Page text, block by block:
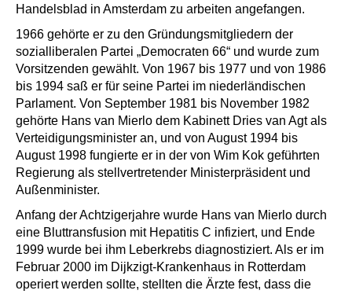
Handelsblad in Amsterdam zu arbeiten angefangen.
1966 gehörte er zu den Gründungsmitgliedern der
sozialliberalen Partei „Democraten 66“ und wurde zum
Vorsitzenden gewählt. Von 1967 bis 1977 und von 1986
bis 1994 saß er für seine Partei im niederländischen
Parlament. Von September 1981 bis November 1982
gehörte Hans van Mierlo dem Kabinett Dries van Agt als
Verteidigungsminister an, und von August 1994 bis
August 1998 fungierte er in der von Wim Kok geführten
Regierung als stellvertretender Ministerpräsident und
Außenminister.
Anfang der Achtzigerjahre wurde Hans van Mierlo durch
eine Bluttransfusion mit Hepatitis C infiziert, und Ende
1999 wurde bei ihm Leberkrebs diagnostiziert. Als er im
Februar 2000 im Dijkzigt-Krankenhaus in Rotterdam
operiert werden sollte, stellten die Ärzte fest, dass die